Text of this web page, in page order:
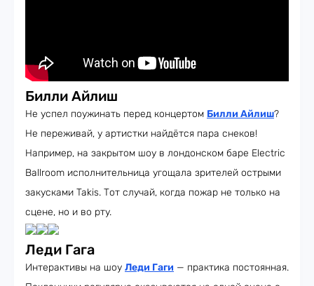
Билли Айлиш
Не успел поужинать перед концертом Билли Айлиш?
Не переживай, у артистки найдётся пара снеков!
Например, на закрытом шоу в лондонском баре Electric
Вallroom исполнительница угощала зрителей острыми
закусками Takis. Тот случай, когда пожар не только на
сцене, но и во рту.
Леди Гага
Интерактивы на шоу Леди Гаги — практика постоянная.